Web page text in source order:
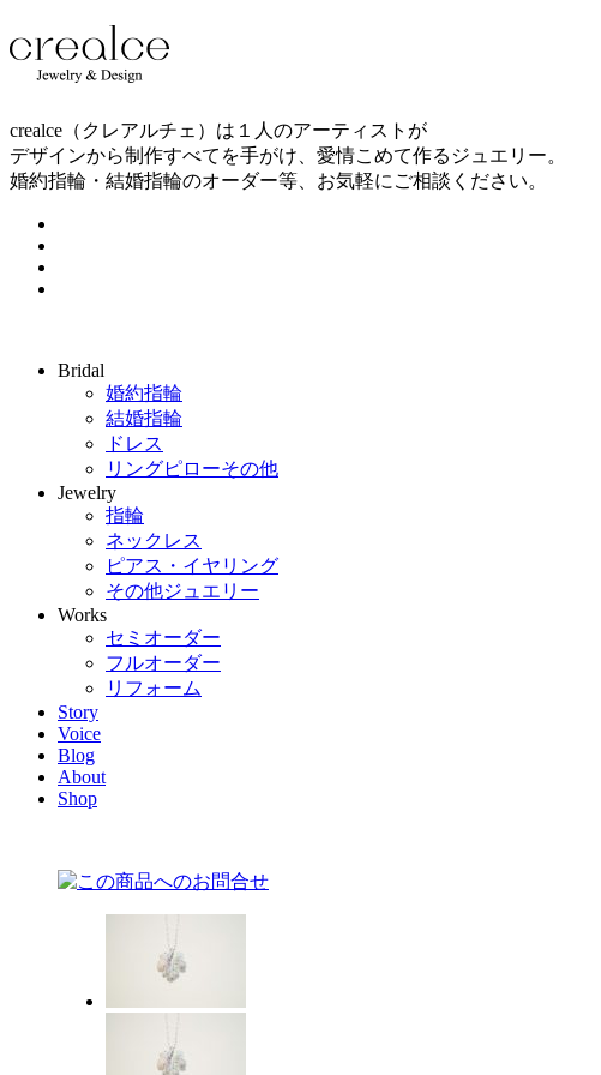
crealce（クレアルチェ）は１人のアーティストが
デザインから制作すべてを手がけ、愛情こめて作るジュエリー。
婚約指輪・結婚指輪のオーダー等、お気軽にご相談ください。
Bridal
婚約指輪
結婚指輪
ドレス
リングピローその他
Jewelry
指輪
ネックレス
ピアス・イヤリング
その他ジュエリー
Works
セミオーダー
フルオーダー
リフォーム
Story
Voice
Blog
About
Shop